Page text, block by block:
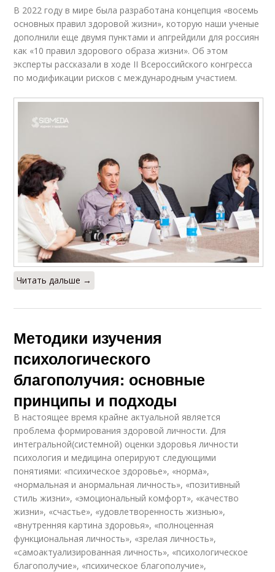
В 2022 году в мире была разработана концепция «восемь
основных правил здоровой жизни», которую наши ученые
дополнили еще двумя пунктами и апгрейдили для россиян
как «10 правил здорового образа жизни». Об этом
эксперты рассказали в ходе II Всероссийского конгресса
по модификации рисков с международным участием.
Читать дальше →
Методики изучения
психологического
благополучия: основные
принципы и подходы
В настоящее время крайне актуальной является
проблема формирования здоровой личности. Для
интегральной(системной) оценки здоровья личности
психология и медицина оперируют следующими
понятиями: «психическое здоровье», «норма»,
«нормальная и анормальная личность», «позитивный
стиль жизни», «эмоциональный комфорт», «качество
жизни», «счастье», «удовлетворенность жизнью»,
«внутренняя картина здоровья», «полноценная
функциональная личность», «зрелая личность»,
«самоактуализированная личность», «психологическое
благополучие», «психическое благополучие»,